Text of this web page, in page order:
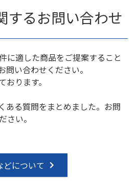
するお問い合わせ
に適した商品をご提案すること
問い合わせください。
おります。
ある質問をまとめました。お問
さい。
どについて